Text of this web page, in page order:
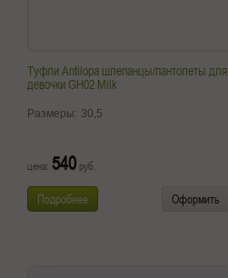
Туфли Antilopa шлепанцы/пантолеты для
девочки GH02 Milk
Размеры: 30,5
цена: 540 руб.
Подробнее Оформить